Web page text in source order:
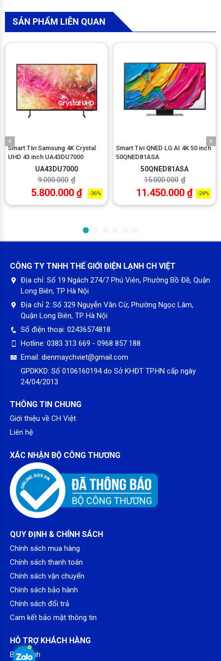
SẢN PHẨM LIÊN QUAN
Smart Tivi Samsung 4K Crystal
UHD 43 inch UA43DU7000
UA43DU7000
9.000.000 ₫
5.800.000 ₫ -36%
Smart Tivi QNED LG AI 4K 50 inch
50QNED81ASA
50QNED81ASA
15.000.000 ₫
11.450.000 ₫ -24%
CÔNG TY TNHH THẾ GIỚI ĐIỆN LẠNH CH VIỆT
Địa chỉ: Số 19 Ngách 274/7 Phú Viên, Phường Bồ Đề, Quận
Long Biên, TP Hà Nội
Địa chỉ 2: Số 329 Nguyễn Văn Cừ, Phường Ngọc Lâm,
Quận Long Biên, TP Hà Nội
Số điện thoại: 02436574818
Hotline: 0383 313 669 - 0968 857 188
Email: dienmaychviet@gmail.com
GPDKKD: Số 0106160194 do Sở KHĐT TP.HN cấp ngày
24/04/2013
THÔNG TIN CHUNG
Giới thiệu về CH Việt
Liên hệ
XÁC NHẬN BỘ CÔNG THƯƠNG
QUY ĐỊNH & CHÍNH SÁCH
Chính sách mua hàng
Chính sách thanh toán
Chính sách vận chuyển
Chính sách bảo hành
Chính sách đổi trả
Cam kết bảo mật thông tin
HỖ TRỢ KHÁCH HÀNG
Bảo hành